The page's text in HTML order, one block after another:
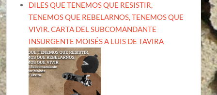
DILES QUE TENEMOS QUE RESISTIR,
TENEMOS QUE REBELARNOS, TENEMOS QUE
VIVIR. CARTA DEL SUBCOMANDANTE
INSURGENTE MOISÉS A LUIS DE TAVIRA